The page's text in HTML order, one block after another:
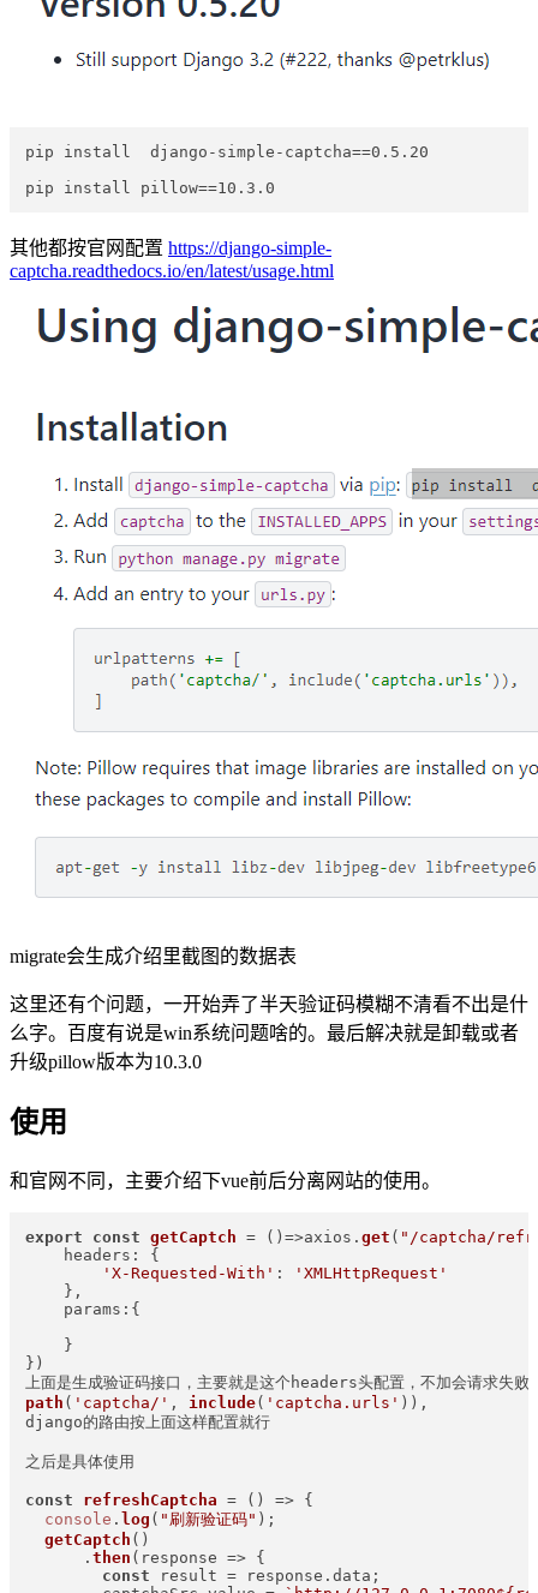
pip install  django-simple-captcha==0.5.20
其他都按官网配置 https://django-simple-
captcha.readthedocs.io/en/latest/usage.html
migrate会生成介绍里截图的数据表
这里还有个问题，一开始弄了半天验证码模糊不清看不出是什
么字。百度有说是win系统问题啥的。最后解决就是卸载或者
升级pillow版本为10.3.0
使用
和官网不同，主要介绍下vue前后分离网站的使用。
export const getCaptch = ( )=>axios. get ( "/captcha/
headers : {
'X-Requested-With' :
'XMLHttpRequest'
    },
params :{
    }
})
path ( 'captcha/' , include( 'captcha.urls' )),
django的路由按上面这样配置就行
之后是具体使用
const refreshCaptcha = ( ) => {
console . log ( "刷新验证码" );
getCaptch ()
      .
then ( response => {
const result = response. data ;